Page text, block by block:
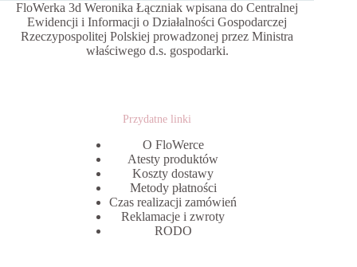
FloWerka 3d Weronika Łączniak wpisana do Centralnej
Ewidencji i Informacji o Działalności Gospodarczej
Rzeczypospolitej Polskiej prowadzonej przez Ministra
właściwego d.s. gospodarki.
Przydatne linki
O FloWerce
Atesty produktów
Koszty dostawy
Metody płatności
Czas realizacji zamówień
Reklamacje i zwroty
RODO